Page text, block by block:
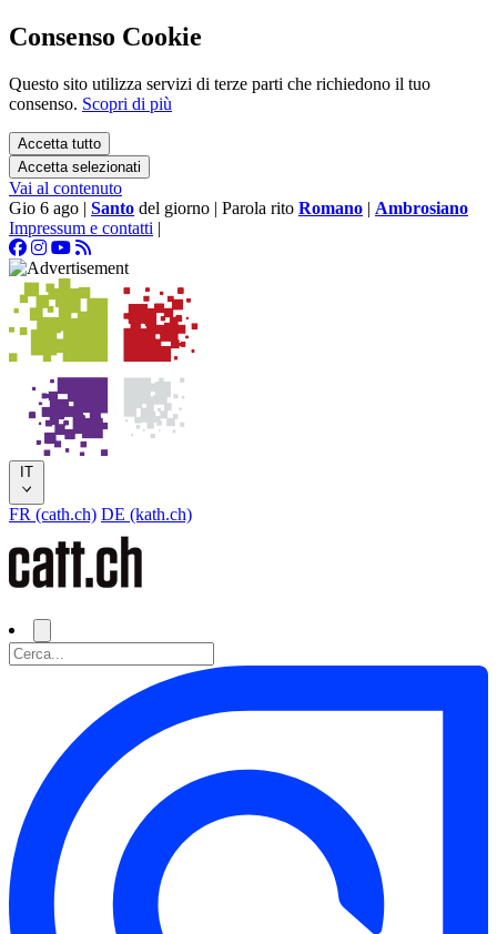
Consenso Cookie
Questo sito utilizza servizi di terze parti che richiedono il tuo
consenso. Scopri di più
Accetta tutto
Accetta selezionati
Vai al contenuto
Gio 6 ago | Santo del giorno | Parola rito Romano | Ambrosiano
Impressum e contatti |
IT
FR (cath.ch) DE (kath.ch)